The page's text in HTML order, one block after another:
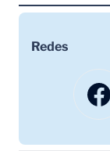
Redes
Facebook